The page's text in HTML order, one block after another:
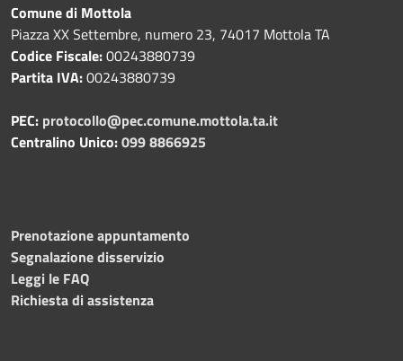
Comune di Mottola
Piazza XX Settembre, numero 23, 74017 Mottola TA
Codice Fiscale:00243880739
Partita IVA:00243880739
PEC: protocollo@pec.comune.mottola.ta.it
Centralino Unico:099 8866925
Prenotazione appuntamento
Segnalazione disservizio
Leggi le FAQ
Richiesta di assistenza